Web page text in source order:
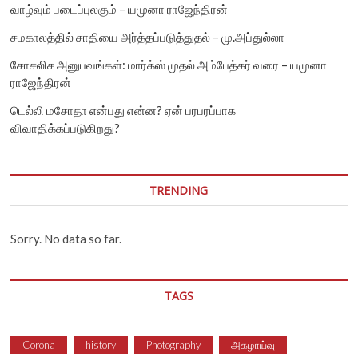
வாழ்வும் படைப்புலகும் – யமுனா ராஜேந்திரன்
சமகாலத்தில் சாதியை அர்த்தப்படுத்துதல் – மு.அப்துல்லா
சோசலிச அனுபவங்கள்: மார்க்ஸ் முதல் அம்பேத்கர் வரை – யமுனா
ராஜேந்திரன்
டெல்லி மசோதா என்பது என்ன? ஏன் பரபரப்பாக
விவாதிக்கப்படுகிறது?
TRENDING
Sorry. No data so far.
TAGS
Corona history Photography அகழாய்வு